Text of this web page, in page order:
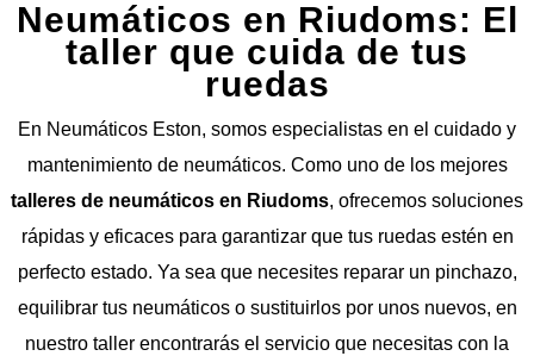
Neumáticos en Riudoms: El
taller que cuida de tus
ruedas
En Neumáticos Eston, somos especialistas en el cuidado y
mantenimiento de neumáticos. Como uno de los mejores
talleres de neumáticos en Riudoms, ofrecemos soluciones
rápidas y eficaces para garantizar que tus ruedas estén en
perfecto estado. Ya sea que necesites reparar un pinchazo,
equilibrar tus neumáticos o sustituirlos por unos nuevos, en
nuestro taller encontrarás el servicio que necesitas con la